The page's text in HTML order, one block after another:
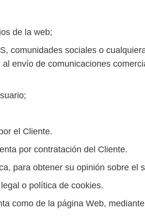
de la web;
comunidades sociales o
envío de comunicaciones
el Cliente.
por contratación del Cliente.
para obtener su opinión sobre el
o política de cookies.
como de la página Web,